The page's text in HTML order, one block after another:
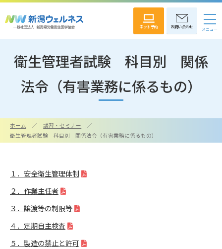
お問い合わせ
ネット予約
衛生管理者試験 科目別 関係
法令（有害業務に係るもの）
ホーム
講習・セミナー
衛生管理者試験 科目別 関係法令（有害業務に係るもの）
１．安全衛生管理体制
２．作業主任者
３．譲渡等の制限等
４．定期自主検査
５．製造の禁止と許可